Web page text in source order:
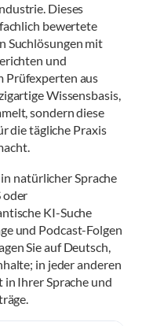
Dieses
bewertete
Suchlösungen mit
und
Prüfexperten aus
Wissensbasis,
sondern diese
die tägliche Praxis
natürlicher Sprache
oder
KI-Suche
und Podcast-Folgen
Sie auf Deutsch,
in jeder anderen
Ihrer Sprache und